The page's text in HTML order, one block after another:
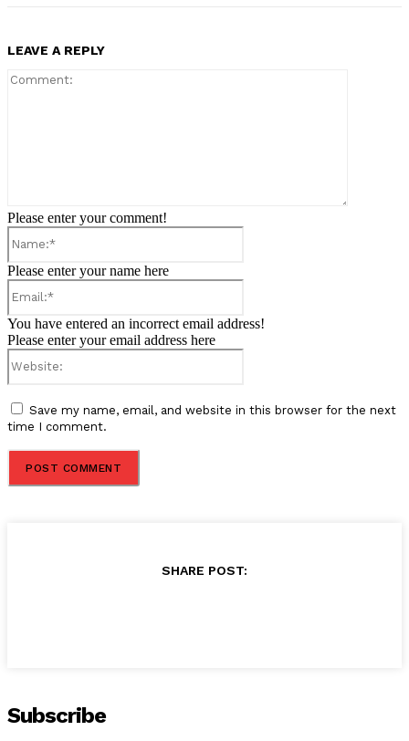
LEAVE A REPLY
Please enter your comment!
Please enter your name here
You have entered an incorrect email address!
Please enter your email address here
Save my name, email, and website in this browser for the next
time I comment.
SHARE POST:
Subscribe